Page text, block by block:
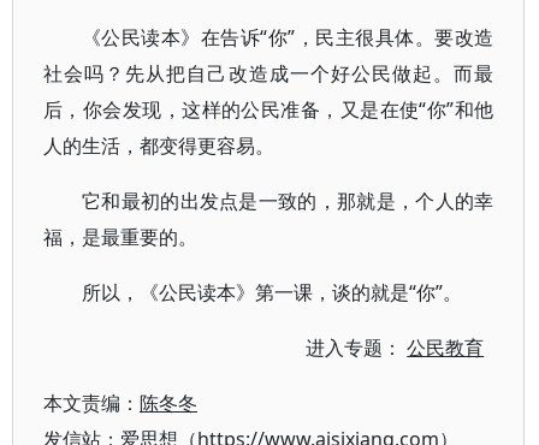
《公民读本》在告诉“你”，民主很具体。要改造
社会吗？先从把自己改造成一个好公民做起。而最
后，你会发现，这样的公民准备，又是在使“你”和他
人的生活，都变得更容易。
它和最初的出发点是一致的，那就是，个人的幸
福，是最重要的。
所以，《公民读本》第一课，谈的就是“你”。
进入专题：公民教育
本文责编： 陈冬冬
发信站：爱思想（https://www.aisixiang.com）